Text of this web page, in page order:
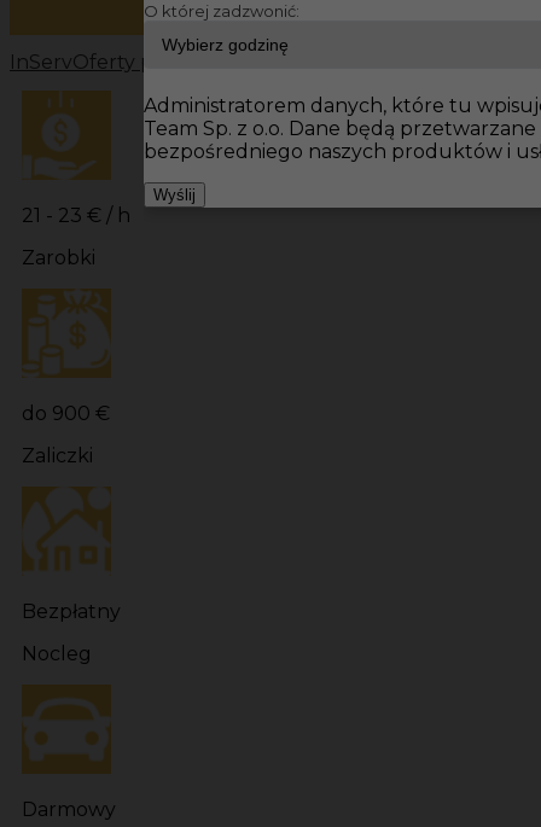
InServOferty pracy Prace budowlane Niemcy
21 - 23 € / h
Zarobki
do 900 €
Zaliczki
Bezpłatny
Nocleg
Darmowy
O której zadzwonić:
Administratorem danych, które tu
Team Sp. z o.o. Dane będą
bezpośredniego naszych produktów i
Wyślij